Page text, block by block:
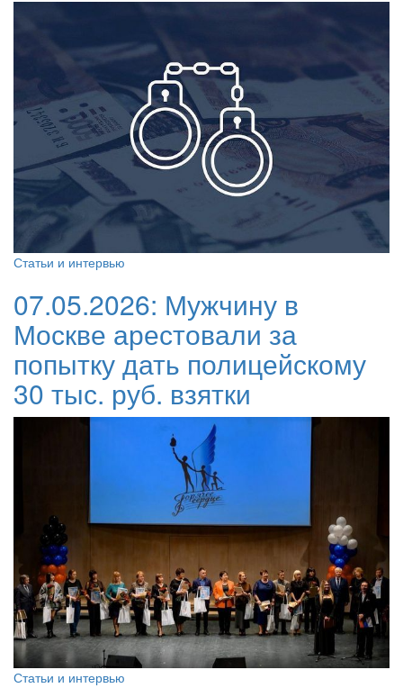
Статьи и интервью
07.05.2026: Мужчину в
Москве арестовали за
попытку дать полицейскому
30 тыс. руб. взятки
Статьи и интервью